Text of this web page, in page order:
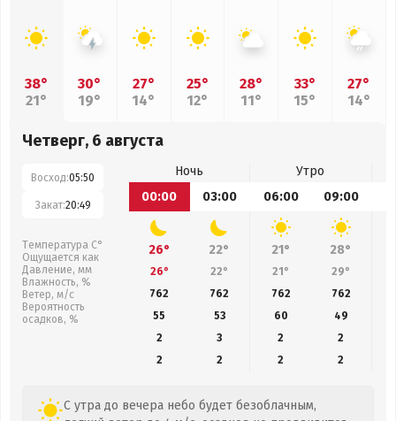
38°
21°
30°
19°
27°
14°
25°
12°
28°
11°
33°
15°
27°
14°
Четверг, 6 августа
Восход:05:50
Закат:20:49
Температура С°
Ощущается как
Давление, мм
Влажность, %
Ветер, м/с
Вероятность
осадков, %
Ночь
Утро
00:00
03:00 06:00 09:00
26° 22° 21° 28°
26° 22° 21° 29°
762
762 762 762
55
53 60
49
2
3 2
2
2
2 2 2
С утра до вечера небо будет безоблачным,